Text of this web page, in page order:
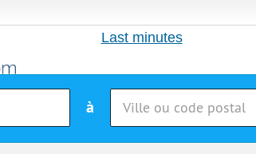
Last minutes
à